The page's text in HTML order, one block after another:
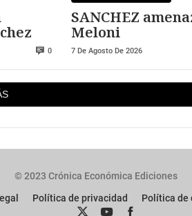
0
SANCHEZ amenaza a
Meloni
7 De Agosto De 2026
© 2023 Crónica Económica Ediciones
Política de privacidad Política de